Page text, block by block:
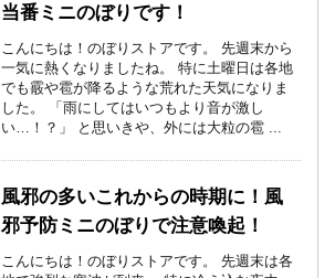
当番ミニのぼりです！
こんにちは！のぼりストアです。 先週末から
一気に熱くなりましたね。 特に土曜日は各地
でも霰や雹が降るような荒れた天気になりま
した。 「雨にしてはいつもより音が激し
い…！？」 と思いきや、外には大粒の雹 ...
風邪の多いこれからの時期に！風
邪予防ミニのぼりで注意喚起！
こんにちは！のぼりストアです。 先週末は各